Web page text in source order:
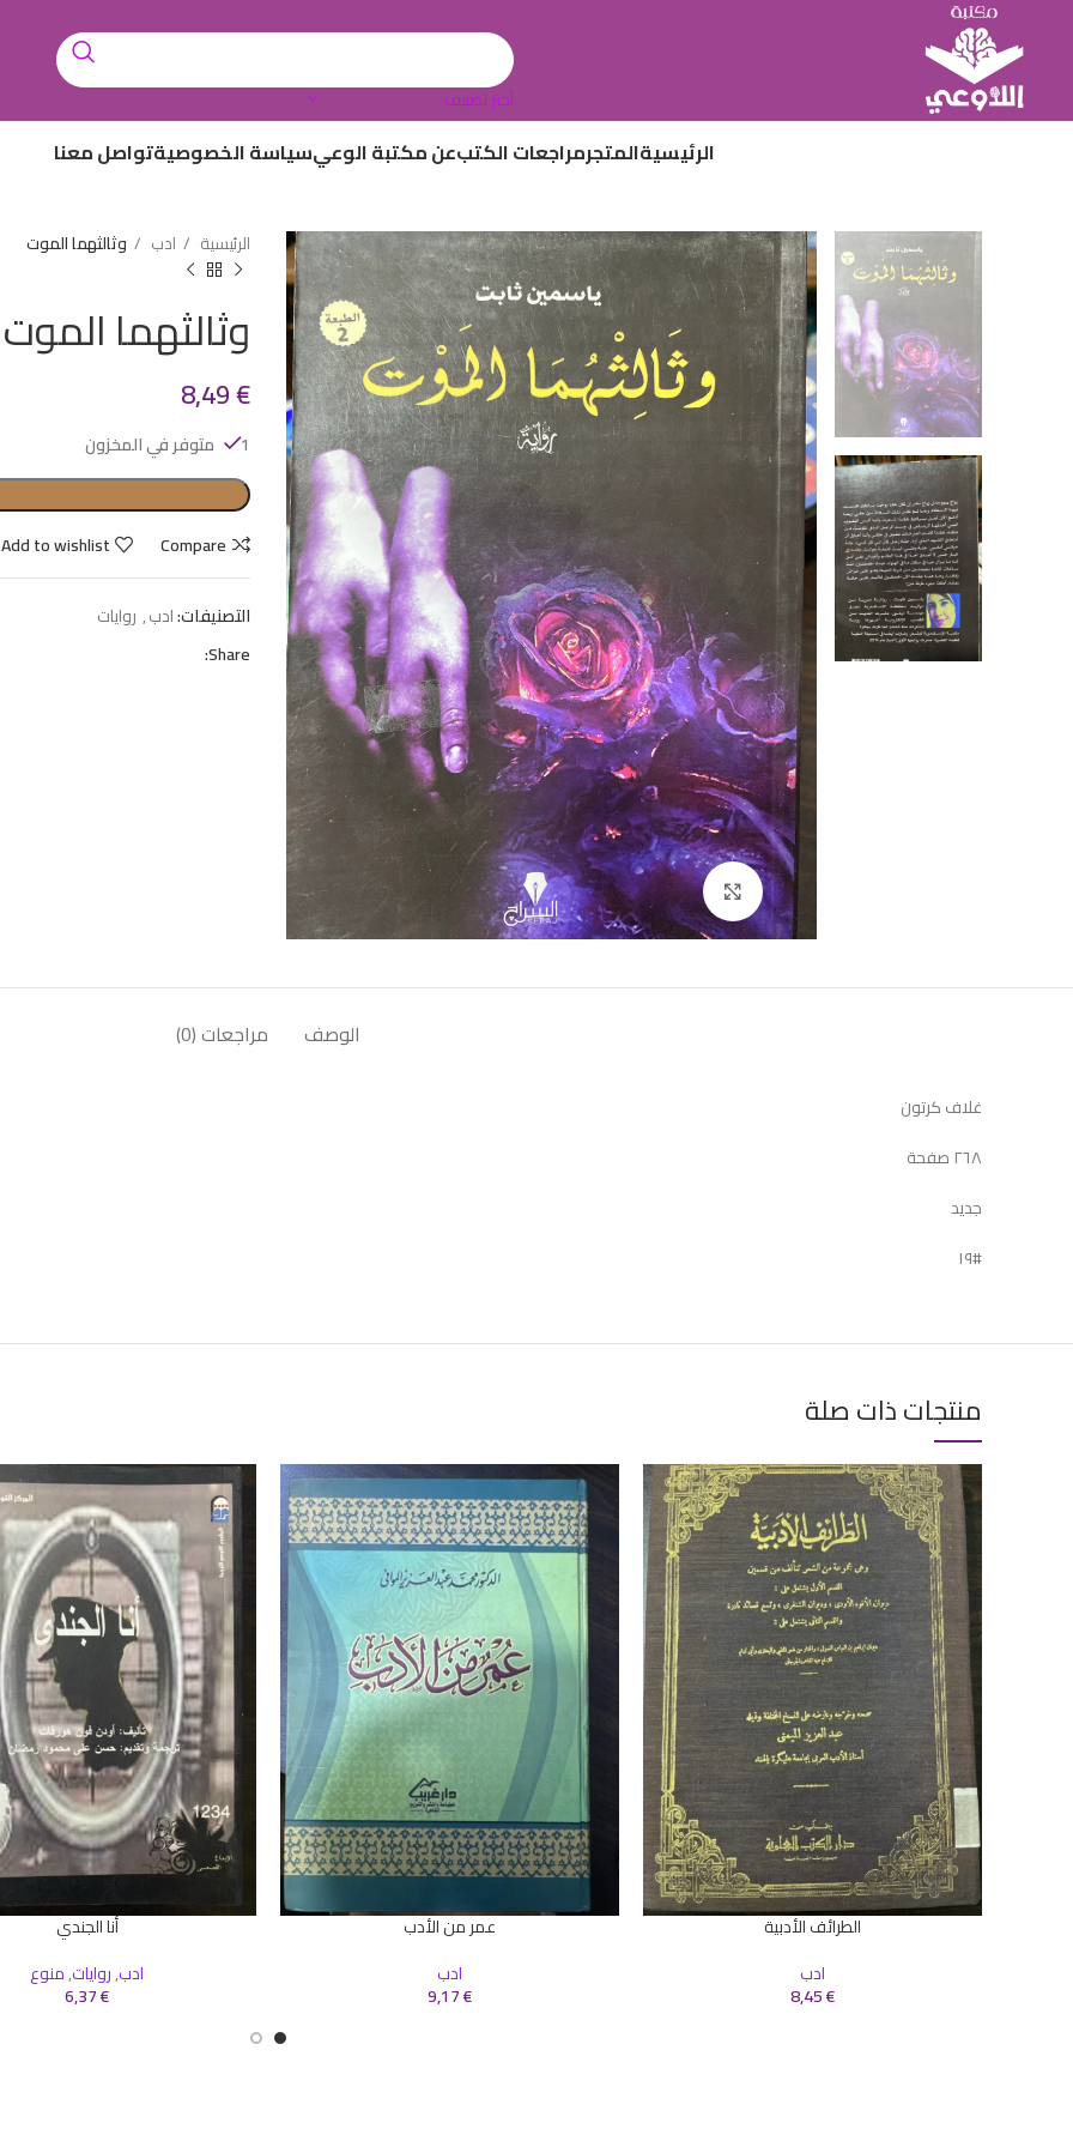
أختر تصنيف
الرئيسيةالمتجرمراجعات الكتبعن مكتبة الوعيسياسة الخصوصيةتواصل معنا
Click to enlarge
الرئيسية ادب وثالثهما الموت
وثالثهما الموت
8,49€
1 متوفر في المخزون
Compare
Add to wishlist
التصنيفات:ادب, روايات
Share:
الوصف مراجعات (0)
غلاف كرتون
٢٦٨ صفحة
جديد
#١٩
منتجات ذات صلة
الطرائف الأدبية
ادب
8,45€
عمر من الأدب
ادب
9,17€
أنا الجندي
ادب,روايات,منوع
6,37€